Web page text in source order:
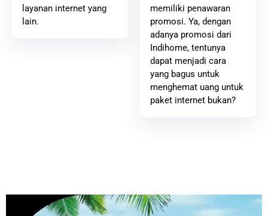
layanan internet yang
lain.
memiliki penawaran
promosi. Ya, dengan
adanya promosi dari
Indihome, tentunya
dapat menjadi cara
yang bagus untuk
menghemat uang untuk
paket internet bukan?